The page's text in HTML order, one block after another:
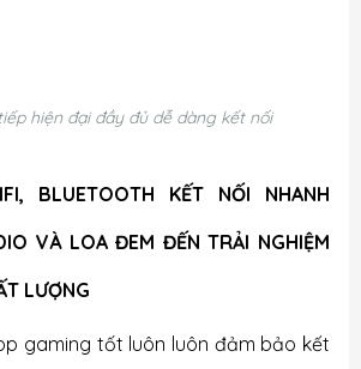
hiện đại đầy đủ dễ dàng kết nối
BLUETOOTH KẾT NỐI NHANH
VÀ LOA ĐEM ĐẾN TRẢI NGHIỆM
LƯỢNG
gaming tốt luôn luôn đảm bảo kết